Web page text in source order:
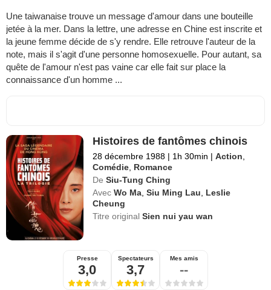
Une taiwanaise trouve un message d'amour dans une bouteille
jetée à la mer. Dans la lettre, une adresse en Chine est inscrite et
la jeune femme décide de s'y rendre. Elle retrouve l'auteur de la
note, mais il s'agit d'une personne homosexuelle. Pour autant, sa
quête de l'amour n'est pas vaine car elle fait sur place la
connaissance d'un homme ...
Histoires de fantômes chinois
28 décembre 1988 | 1h 30min | Action
Comédie Romance
De Siu-Tung Ching
Avec Wo Ma ,Siu Ming Lau
Leslie
Cheung
Titre originalSien nui yau wan
Presse
3,0
Spectateurs
3,7
Mes amis
--